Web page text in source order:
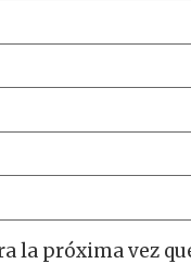
la próxima vez